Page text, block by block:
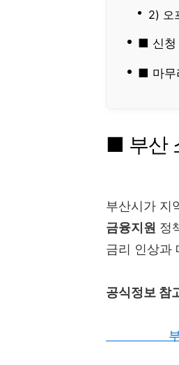
2) 오
■ 신청
■ 마무
■ 부산
부산시가 지
금융지원 정
금리 인상과
공식정보 참
부산광